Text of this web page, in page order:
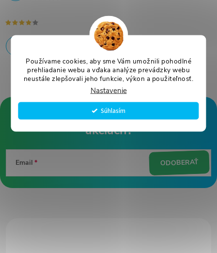
Používame cookies, aby sme Vám umožnili pohodlné
prehliadanie webu a vďaka analýze prevádzky webu
neustále zlepšovali jeho funkcie, výkon a použiteľnosť.
Nastavenie
Súhlasím
á
ä
Email ODOBERAŤ